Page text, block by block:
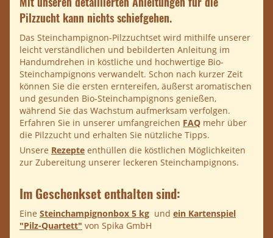
Pilzzucht kann nichts schiefgehen.
Das Steinchampignon-Pilzzuchtset wird mithilfe unserer
leicht verständlichen und bebilderten Anleitung im
Handumdrehen in köstliche und hochwertige Bio-
Steinchampignons verwandelt. Schon nach kurzer Zeit
können Sie die ersten erntereifen, äußerst aromatischen
und gesunden Bio-Steinchampignons genießen,
während Sie das Wachstum aufmerksam verfolgen.
Erfahren Sie in unserer umfangreichen FAQ mehr über
die Pilzzucht und erhalten Sie nützliche Tipps.
Unsere Rezepte enthüllen die köstlichen Möglichkeiten
zur Zubereitung unserer leckeren Steinchampignons.
Im Geschenkset enthalten sind:
Eine Steinchampignonbox 5 kg und ein Kartenspiel
"Pilz-Quartett" von Spika GmbH